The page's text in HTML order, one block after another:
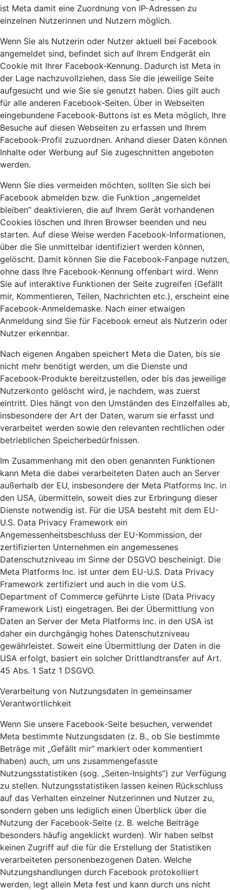
ist Meta damit eine Zuordnung von IP-Adressen zu
einzelnen Nutzerinnen und Nutzern möglich.
Wenn Sie als Nutzerin oder Nutzer aktuell bei Facebook
angemeldet sind, befindet sich auf Ihrem Endgerät ein
Cookie mit Ihrer Facebook-Kennung. Dadurch ist Meta in
der Lage nachzuvollziehen, dass Sie die jeweilige Seite
aufgesucht und wie Sie sie genutzt haben. Dies gilt auch
für alle anderen Facebook-Seiten. Über in Webseiten
eingebundene Facebook-Buttons ist es Meta möglich, Ihre
Besuche auf diesen Webseiten zu erfassen und Ihrem
Facebook-Profil zuzuordnen. Anhand dieser Daten können
Inhalte oder Werbung auf Sie zugeschnitten angeboten
werden.
Wenn Sie dies vermeiden möchten, sollten Sie sich bei
Facebook abmelden bzw. die Funktion „angemeldet
bleiben” deaktivieren, die auf Ihrem Gerät vorhandenen
Cookies löschen und Ihren Browser beenden und neu
starten. Auf diese Weise werden Facebook-Informationen,
über die Sie unmittelbar identifiziert werden können,
gelöscht. Damit können Sie die Facebook-Fanpage nutzen,
ohne dass Ihre Facebook-Kennung offenbart wird. Wenn
Sie auf interaktive Funktionen der Seite zugreifen (Gefällt
mir, Kommentieren, Teilen, Nachrichten etc.), erscheint eine
Facebook-Anmeldemaske. Nach einer etwaigen
Anmeldung sind Sie für Facebook erneut als Nutzerin oder
Nutzer erkennbar.
Nach eigenen Angaben speichert Meta die Daten, bis sie
nicht mehr benötigt werden, um die Dienste und
Facebook-Produkte bereitzustellen, oder bis das jeweilige
Nutzerkonto gelöscht wird, je nachdem, was zuerst
eintritt. Dies hängt von den Umständen des Einzelfalles ab,
insbesondere der Art der Daten, warum sie erfasst und
verarbeitet werden sowie den relevanten rechtlichen oder
betrieblichen Speicherbedürfnissen.
Im Zusammenhang mit den oben genannten Funktionen
kann Meta die dabei verarbeiteten Daten auch an Server
außerhalb der EU, insbesondere der Meta Platforms Inc. in
den USA, übermitteln, soweit dies zur Erbringung dieser
Dienste notwendig ist. Für die USA besteht mit dem EU-
U.S. Data Privacy Framework ein
Angemessenheitsbeschluss der EU-Kommission, der
zertifizierten Unternehmen ein angemessenes
Datenschutzniveau im Sinne der DSGVO bescheinigt. Die
Meta Platforms Inc. ist unter dem EU-U.S. Data Privacy
Framework zertifiziert und auch in die vom U.S.
Department of Commerce geführte Liste (Data Privacy
Framework List) eingetragen. Bei der Übermittlung von
Daten an Server der Meta Platforms Inc. in den USA ist
daher ein durchgängig hohes Datenschutzniveau
gewährleistet. Soweit eine Übermittlung der Daten in die
USA erfolgt, basiert ein solcher Drittlandtransfer auf Art.
45 Abs. 1 Satz 1 DSGVO.
Verarbeitung von Nutzungsdaten in gemeinsamer
Verantwortlichkeit
Wenn Sie unsere Facebook-Seite besuchen, verwendet
Meta bestimmte Nutzungsdaten (z. B., ob Sie bestimmte
Beträge mit „Gefällt mir” markiert oder kommentiert
haben) auch, um uns zusammengefasste
Nutzungsstatistiken (sog. „Seiten-Insights”) zur Verfügung
zu stellen. Nutzungsstatistiken lassen keinen Rückschluss
auf das Verhalten einzelner Nutzerinnen und Nutzer zu,
sondern geben uns lediglich einen Überblick über die
Nutzung der Facebook-Seite (z. B. welche Beiträge
besonders häufig angeklickt wurden). Wir haben selbst
keinen Zugriff auf die für die Erstellung der Statistiken
verarbeiteten personenbezogenen Daten. Welche
Nutzungshandlungen durch Facebook protokolliert
werden, legt allein Meta fest und kann durch uns nicht